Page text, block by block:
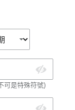
可是特殊符號)